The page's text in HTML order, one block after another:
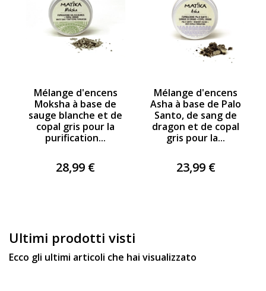
Mélange d'encens
Moksha à base de
sauge blanche et de
copal gris pour la
purification...
28,99 €
Mélange d'encens
Asha à base de Palo
Santo, de sang de
dragon et de copal
gris pour la...
23,99 €
Ultimi prodotti visti
Ecco gli ultimi articoli che hai visualizzato